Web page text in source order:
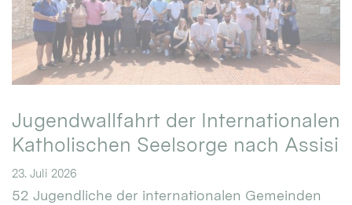
Jugendwallfahrt der Internationalen
Katholischen Seelsorge nach Assisi
23. Juli 2026
52 Jugendliche der internationalen Gemeinden